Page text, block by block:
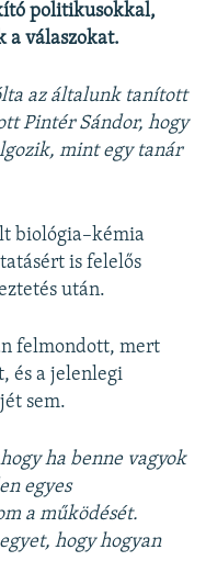
politikusokkal,
a válaszokat.
az általunk tanított
Pintér Sándor, hogy
mint egy tanár
biológia–kémia
is felelős
után.
felmondott, mert
és a jelenlegi
sem.
ha benne vagyok
egyes
a működését.
hogy hogyan